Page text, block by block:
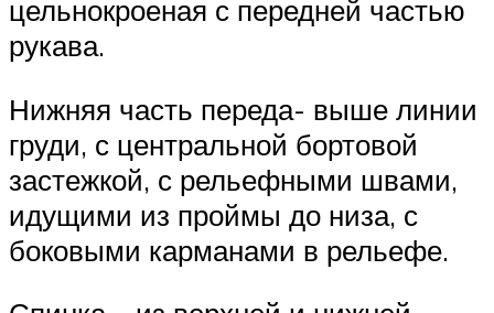
цельнокроеная с передней частью
рукава.
Нижняя часть переда- выше линии
груди, с центральной бортовой
застежкой, с рельефными швами,
идущими из проймы до низа, с
боковыми карманами в рельефе.